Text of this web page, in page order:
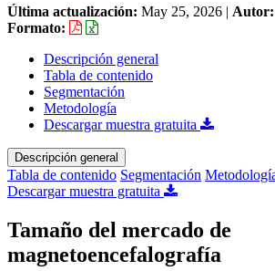
Última actualización: May 25, 2026 | Autor:
Formato:
Descripción general
Tabla de contenido
Segmentación
Metodología
Descargar muestra gratuita
Descripción general
Tabla de contenido Segmentación
Descargar muestra gratuita
Tamaño del mercado de
magnetoencefalografía